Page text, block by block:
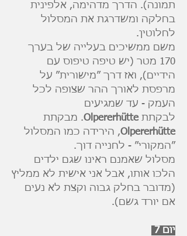
תמונה). הדרך מדהימה, אלפינית
בחלקה ומשדרגת את המסלול
לחלוטין.
משם ממשיכים בעלייה של בערך
170 מטר (יש טיפה טיפוס עם
הידיים), ואז דרך ״מישורית״ על
מרפסת לאורך ההר שצופה לכל
העמק - עד שמגיעים
לבקתתOlpererhütte. מבקתת
Olpererhütte, הירידה כמו המסלול
״המקורי״ - לחנייה דוך.
מסלול שאמנם ראינו שגם ילדים
הלכו אותו, אבל אני אישית לא ממליץ
(מדובר בחלק גבוה וקצת לא נעים
אם יורד גשם).
יום 7